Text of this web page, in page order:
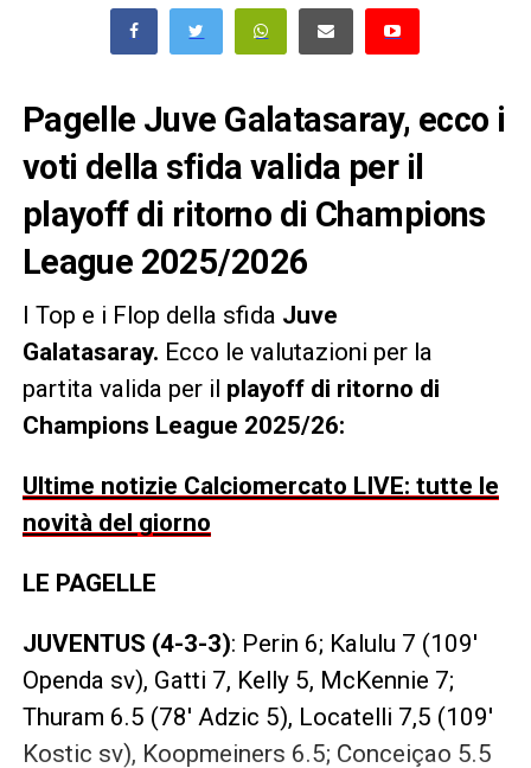
Pagelle Juve Galatasaray, ecco i
voti della sfida valida per il
playoff di ritorno di Champions
League 2025/2026
I Top e i Flop della sfida Juve
Galatasaray. Ecco le valutazioni per la
partita valida per il playoff di ritorno di
Champions League 2025/26:
Ultime notizie Calciomercato LIVE: tutte le
novità del giorno
LE PAGELLE
JUVENTUS (4-3-3): Perin 6; Kalulu 7 (109′
Openda sv), Gatti 7, Kelly 5, McKennie 7;
Thuram 6.5 (78′ Adzic 5), Locatelli 7,5 (109′
Kostic sv), Koopmeiners 6.5; Conceiçao 5.5